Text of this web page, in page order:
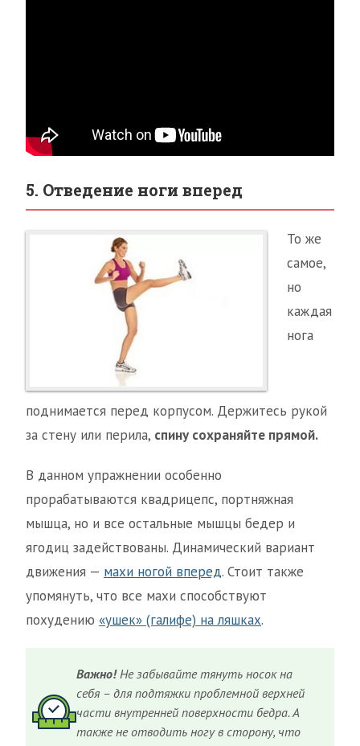
5. Отведение ноги вперед
То же
самое,
но
каждая
нога
поднимается перед корпусом. Держитесь рукой
за стену или перила, спину сохраняйте прямой.
В данном упражнении особенно
прорабатываются квадрицепс, портняжная
мышца, но и все остальные мышцы бедер и
ягодиц задействованы. Динамический вариант
движения — махи ногой вперед. Стоит также
упомянуть, что все махи способствуют
похудению «ушек» (галифе) на ляшках.
Важно!Не забывайте тянуть носок на
себя – для подтяжки проблемной верхней
части внутренней поверхности бедра. А
также не отводить ногу в сторону, что